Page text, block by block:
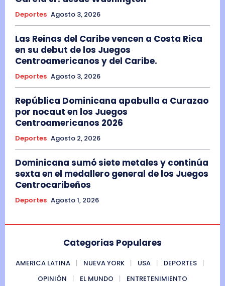
Deportes Agosto 3, 2026
Las Reinas del Caribe vencen a Costa Rica
en su debut de los Juegos
Centroamericanos y del Caribe.
Deportes Agosto 3, 2026
República Dominicana apabulla a Curazao
por nocaut en los Juegos
Centroamericanos 2026
Deportes Agosto 2, 2026
Dominicana sumó siete metales y continúa
sexta en el medallero general de los Juegos
Centrocaribeños
Deportes Agosto 1, 2026
Categorias Populares
AMERICA LATINA NUEVA YORK USA
DEPORTES
OPINIÓN
EL MUNDO ENTRETENIMIENTO